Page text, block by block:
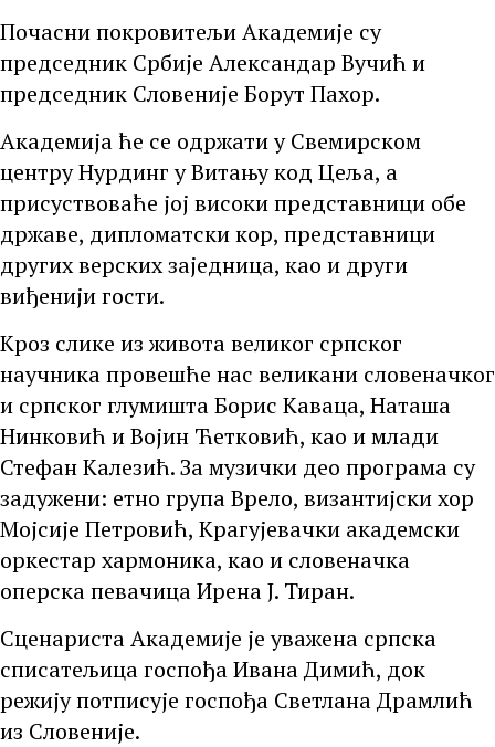
Почасни покровитељи Академије су
председник Србије Александар Вучић и
председник Словеније Борут Пахор.
Академија ће се одржати у Свемирском
центру Нурдинг у Витању код Цеља, а
присуствоваће јој високи представници обе
државе, дипломатски кор, представници
других верских заједница, као и други
виђенији гости.
Кроз слике из живота великог српског
научника провешће нас великани словеначког
и српског глумишта Борис Каваца, Наташа
Нинковић и Војин Ћетковић, као и млади
Стефан Калезић. За музички део програма су
задужени: етно група Врело, византијски хор
Мојсије Петровић, Крагујевачки академски
оркестар хармоника, као и словеначка
оперска певачица Ирена Ј. Тиран.
Сценариста Академије је уважена српска
списатељица госпођа Ивана Димић, док
режију потписује госпођа Светлана Драмлић
из Словеније.